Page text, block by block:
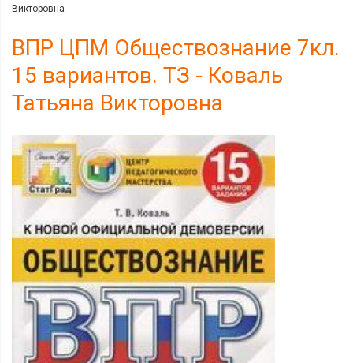
Викторовна
ВПР ЦПМ Обществознание 7кл.
15 вариантов. ТЗ - Коваль
Татьяна Викторовна